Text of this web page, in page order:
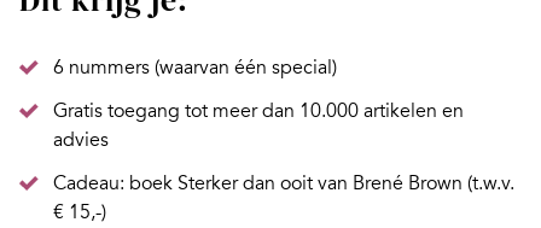
6 nummers (waarvan één special)
Gratis toegang tot meer dan 10.000 artikelen en
advies
Cadeau: boek Sterker dan ooit van Brené Brown (t.w.v.
€ 15,-)